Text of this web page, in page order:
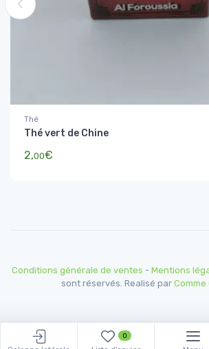
Thé
Thé vert de Chine
2,00€
Conditions générale de ventes - Mentions
sont réservés. Realisé par Comme
0